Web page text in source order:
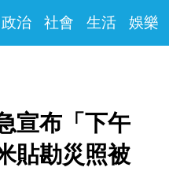
政治 社會 生活 娛樂
宣布「下午
貼勘災照被